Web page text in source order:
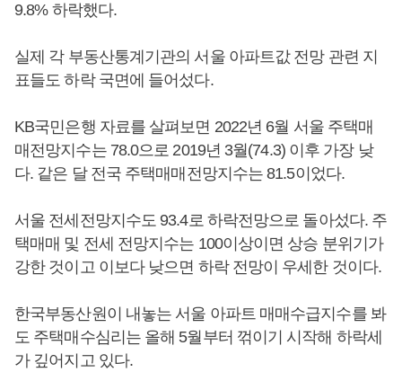
9.8% 하락했다.
실제 각 부동산통계기관의 서울 아파트값 전망 관련 지
표들도 하락 국면에 들어섰다.
KB국민은행 자료를 살펴보면 2022년 6월 서울 주택매
매전망지수는 78.0으로 2019년 3월(74.3) 이후 가장 낮
다. 같은 달 전국 주택매매전망지수는 81.5이었다.
서울 전세전망지수도 93.4로 하락전망으로 돌아섰다. 주
택매매 및 전세 전망지수는 100이상이면 상승 분위기가
강한 것이고 이보다 낮으면 하락 전망이 우세한 것이다.
한국부동산원이 내놓는 서울 아파트 매매수급지수를 봐
도 주택매수심리는 올해 5월부터 꺾이기 시작해 하락세
가 깊어지고 있다.